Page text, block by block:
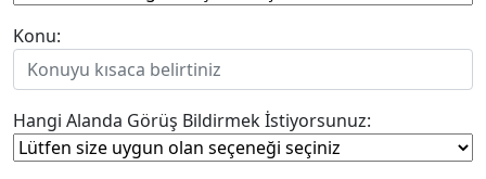
Konu:
Hangi Alanda Görüş Bildirmek İstiyorsunuz: